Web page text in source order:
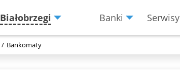
Białobrzegi Banki Serwisy
Menu
Bankomaty